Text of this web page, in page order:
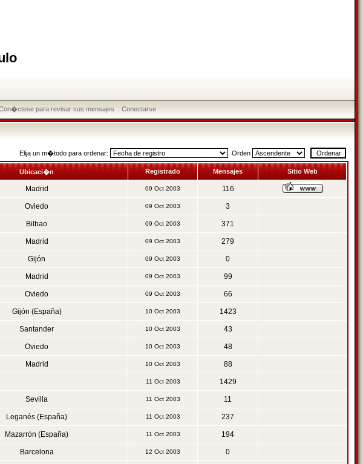
para revisar sus mensajes Conectarse
Elija un m�todo para ordenar: Orden
Ubicaci�n Registrado Mensajes Sitio Web
Madrid 09 Oct 2003 116
Oviedo 09 Oct 2003 3
Bilbao 09 Oct 2003 371
Madrid 09 Oct 2003 279
Gijón 09 Oct 2003 0
Madrid 09 Oct 2003 99
Oviedo 09 Oct 2003 66
Gijón (España) 10 Oct 2003 1423
Santander 10 Oct 2003 43
Oviedo 10 Oct 2003 48
Madrid 10 Oct 2003 88
11 Oct 2003 1429
Sevilla 11 Oct 2003 11
Leganés (España) 11 Oct 2003 237
Mazarrón (España) 11 Oct 2003 194
Barcelona 12 Oct 2003 0